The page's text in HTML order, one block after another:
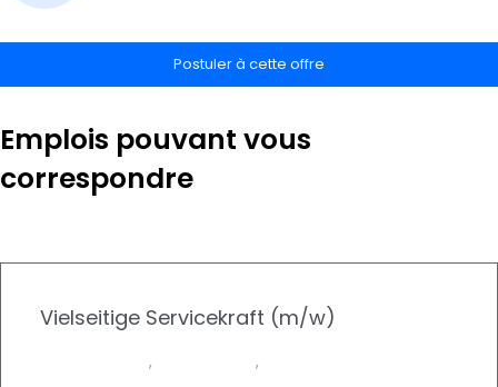
Postuler à cette offre
Emplois pouvant vous
correspondre
Vielseitige Servicekraft (m/w)
, ,